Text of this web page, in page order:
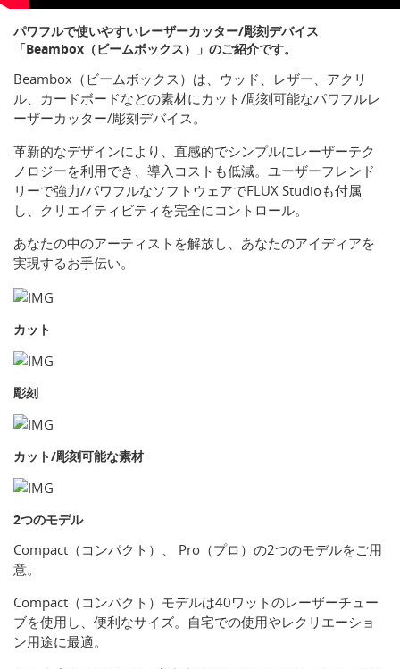
パワフルで使いやすいレーザーカッター/彫刻デバイス
「Beambox（ビームボックス）」のご紹介です。
Beambox（ビームボックス）は、ウッド、レザー、アクリ
ル、カードボードなどの素材にカット/彫刻可能なパワフルレ
ーザーカッター/彫刻デバイス。
革新的なデザインにより、直感的でシンプルにレーザーテク
ノロジーを利用でき、導入コストも低減。ユーザーフレンド
リーで強力/パワフルなソフトウェアでFLUX Studioも付属
し、クリエイティビティを完全にコントロール。
あなたの中のアーティストを解放し、あなたのアイディアを
実現するお手伝い。
カット
彫刻
カット/彫刻可能な素材
2つのモデル
Compact（コンパクト）、 Pro（プロ）の2つのモデルをご用
意。
Compact（コンパクト）モデルは40ワットのレーザーチュー
ブを使用し、便利なサイズ。自宅での使用やレクリエーショ
ン用途に最適。